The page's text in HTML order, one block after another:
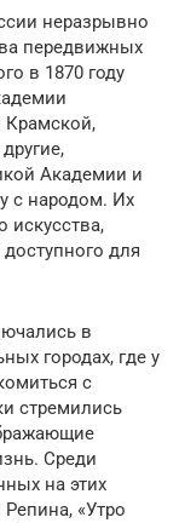
неразрывно
передвижных
в 1870 году
Крамской,
Академии и
с народом. Их
искусства,
для
в
городах, где у
с
стремились
Среди
на этих
«Утро